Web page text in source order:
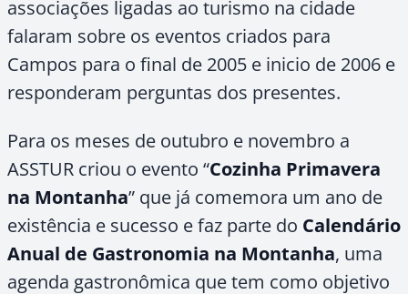
associações ligadas ao turismo na cidade
falaram sobre os eventos criados para
Campos para o final de 2005 e inicio de 2006 e
responderam perguntas dos presentes.
Para os meses de outubro e novembro a
ASSTUR criou o evento “Cozinha Primavera
na Montanha” que já comemora um ano de
existência e sucesso e faz parte do Calendário
Anual de Gastronomia na Montanha, uma
agenda gastronômica que tem como objetivo